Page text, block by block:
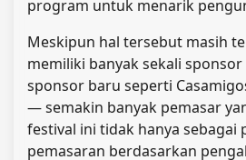
program untuk menarik
Meskipun hal tersebut masih
memiliki banyak sekali
sponsor baru seperti
— semakin banyak pemasar
festival ini tidak hanya sebagai
pemasaran berdasarkan